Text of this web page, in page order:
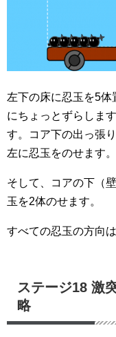
左下の床に忍玉を5
にちょっとずらしま
す。コア下の出っ張
左に忍玉をのせます。
そして、コアの下（
玉を2体のせます。
すべての忍玉の方向
ステージ18 激
略